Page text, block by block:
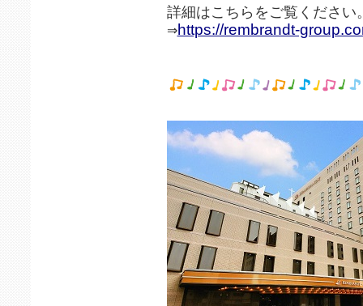
詳細はこちらをご覧ください
⇒https://rembrandt-